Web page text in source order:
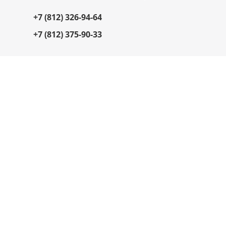
+7 (812) 326-94-64
+7 (812) 375-90-33